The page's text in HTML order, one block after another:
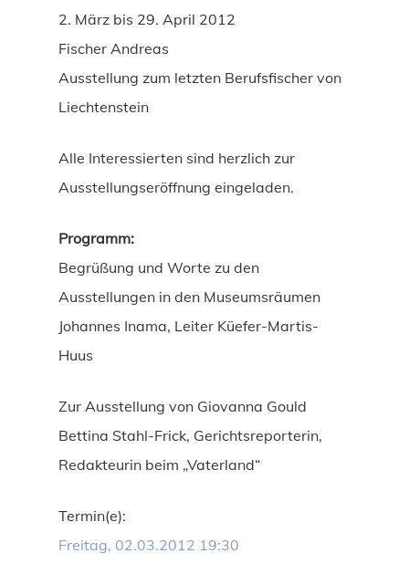
2. März bis 29. April 2012
Fischer Andreas
Ausstellung zum letzten Berufsfischer von
Liechtenstein
Alle Interessierten sind herzlich zur
Ausstellungseröffnung eingeladen.
Programm:
Begrüßung und Worte zu den
Ausstellungen in den Museumsräumen
Johannes Inama, Leiter Küefer-Martis-
Huus
Zur Ausstellung von Giovanna Gould
Bettina Stahl-Frick, Gerichtsreporterin,
Redakteurin beim „Vaterland“
Termin(e):
Freitag, 02.03.2012 19:30